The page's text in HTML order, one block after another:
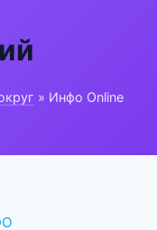
» Инфо Online